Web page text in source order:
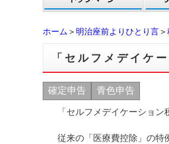
ホーム ＞ 明治座前よりひとり言 ＞
「セルフメデイケ
確定申告 青色申告
「セルフメデイケーショ
従来の「医療費控除」の特